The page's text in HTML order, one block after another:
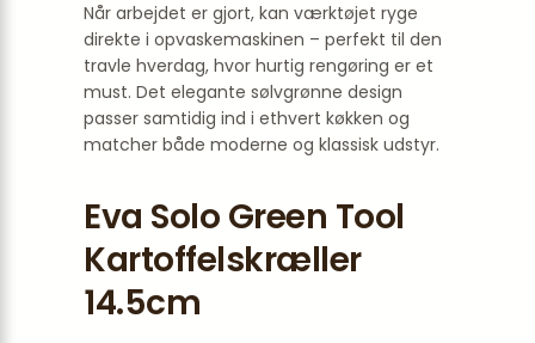
Når arbejdet er gjort, kan værktøjet ryge
direkte i opvaskemaskinen – perfekt til den
travle hverdag, hvor hurtig rengøring er et
must. Det elegante sølvgrønne design
passer samtidig ind i ethvert køkken og
matcher både moderne og klassisk udstyr.
Eva Solo Green Tool
Kartoffelskræller
14.5cm